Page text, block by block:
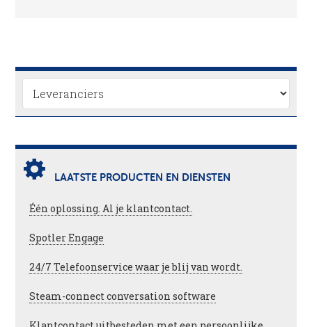
LAATSTE PRODUCTEN EN DIENSTEN
Één oplossing. Al je klantcontact.
Spotler Engage
24/7 Telefoonservice waar je blij van wordt.
Steam-connect conversation software